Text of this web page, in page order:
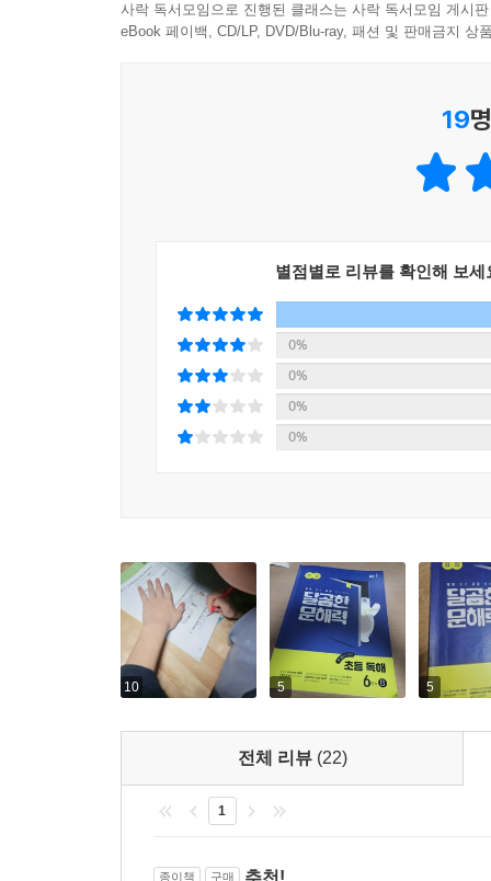
사락 독서모임으로 진행된 클래스는 사락 독서모임 게시
eBook 페이백, CD/LP, DVD/Blu-ray, 패션 및 판매금지 상
19
별점별로 리뷰를 확인해 보세
0%
0%
0%
0%
10 5 5
전체 리뷰 (22)
1
종이책 구매 추천!